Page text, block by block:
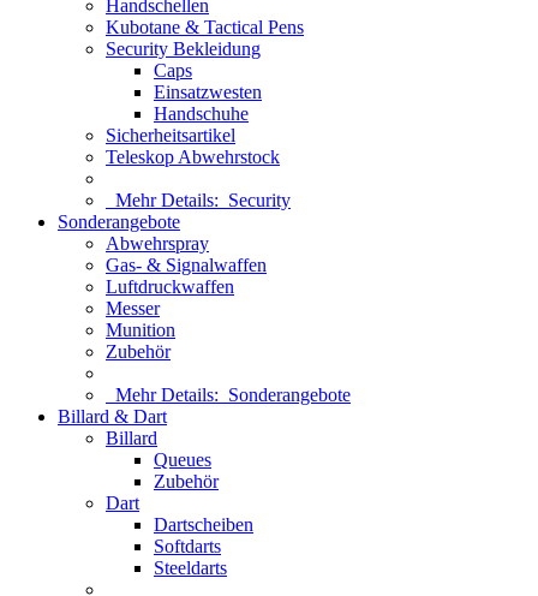
Handschellen
Kubotane & Tactical Pens
Security Bekleidung
Caps
Einsatzwesten
Handschuhe
Sicherheitsartikel
Teleskop Abwehrstock
Mehr Details: Security
Sonderangebote
Abwehrspray
Gas- & Signalwaffen
Luftdruckwaffen
Messer
Munition
Zubehör
Mehr Details: Sonderangebote
Billard & Dart
Billard
Queues
Zubehör
Dart
Dartscheiben
Softdarts
Steeldarts